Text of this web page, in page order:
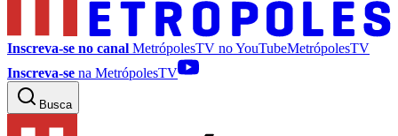
Inscreva-se no canal MetrópolesTV noYouTubeMetrópolesTV
Inscreva-se na MetrópolesTV
Busca